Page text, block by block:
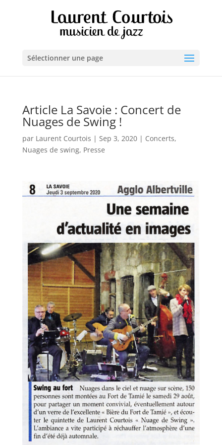
Sélectionner une page
Article La Savoie : Concert de
Nuages de Swing !
par Laurent Courtois | Sep 3, 2020| Concerts,
Nuages de swing, Presse